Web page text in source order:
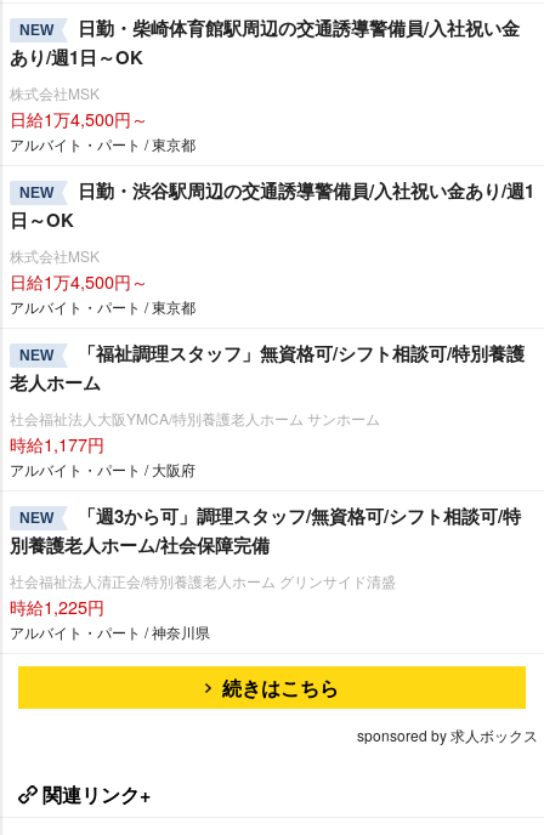
NEW
日勤・柴崎体育館駅周辺の交通誘導警備員/入社祝い金
あり/週1日～OK
株式会社MSK
日給1万4,500円～
アルバイト・パート / 東京都
NEW
日勤・渋谷駅周辺の交通誘導警備員/入社祝い金あり/週1
日～OK
株式会社MSK
日給1万4,500円～
アルバイト・パート / 東京都
NEW
「福祉調理スタッフ」無資格可/シフト相談可/特別養護
老人ホーム
社会福祉法人大阪YMCA/特別養護老人ホーム サンホーム
時給1,177円
アルバイト・パート / 大阪府
NEW
「週3から可」調理スタッフ/無資格可/シフト相談可/特
別養護老人ホーム/社会保障完備
社会福祉法人清正会/特別養護老人ホーム グリンサイド清盛
時給1,225円
アルバイト・パート / 神奈川県
続きはこちら
sponsored by 求人ボックス
関連リンク+